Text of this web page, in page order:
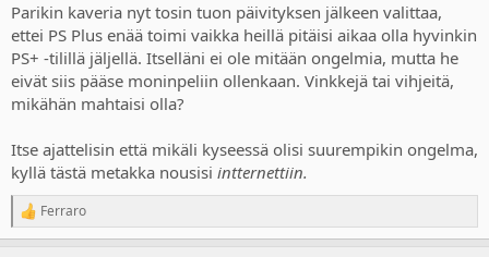
Parikin kaveria nyt tosin tuon päivityksen jälkeen valittaa,
ettei PS Plus enää toimi vaikka heillä pitäisi aikaa olla hyvinkin
PS+ -tilillä jäljellä. Itselläni ei ole mitään ongelmia, mutta he
eivät siis pääse moninpeliin ollenkaan. Vinkkejä tai vihjeitä,
mikähän mahtaisi olla?
Itse ajattelisin että mikäli kyseessä olisi suurempikin ongelma,
kyllä tästä metakka nousisi intternettiin.
R
e
Ferraro